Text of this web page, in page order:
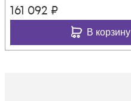
161 092 ₽
В корзину